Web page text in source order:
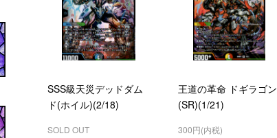
SSS級天災デッドダム
ド(ホイル)(2/18)
SOLD OUT
王道の革命 ドギラゴン
(SR)(1/21)
300円(内税)